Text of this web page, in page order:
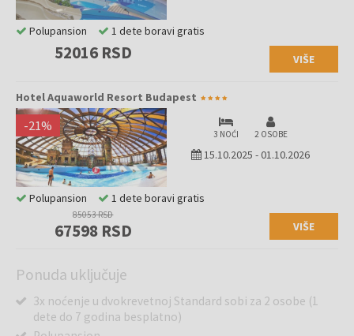
52016 RSD VIŠE
Polupansion 1 dete boravi gratis
Hotel Aquaworld Resort Budapest
-21% 3 NOĆI 2 OSOBE
15.10.2025 -01.10.2026
85053 RSD
67598 RSD VIŠE
Polupansion 1 dete boravi gratis
Ponuda uključuje
3x noćenje u dvokrevetnoj Standard sobi za 2 osobe (1
dete do 7 godina besplatno)